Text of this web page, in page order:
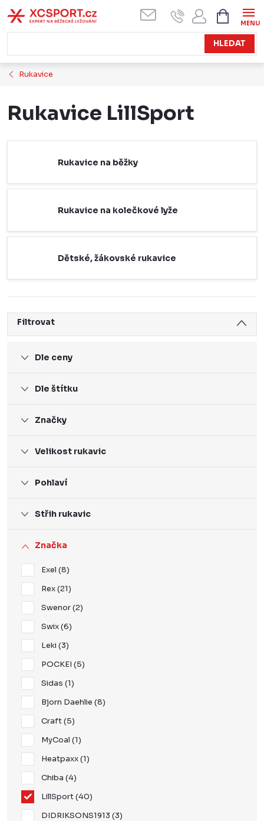
na
obsah
HLEDAT
KOŠÍK
Rukavice
Rukavice LillSport
Rukavice na běžky
Rukavice na kolečkové lyže
Dětské, žákovské rukavice
Filtrovat
Dle ceny
Dle štítku
Značky
Velikost rukavic
Pohlaví
Střih rukavic
Značka
Exel 8
Rex 21
Swenor 2
Swix 6
Leki 3
POCKEI 5
Sidas 1
Bjorn Daehlie 8
Craft 5
MyCoal 1
Heatpaxx 1
Chiba 4
LillSport 40
DIDRIKSONS1913 3